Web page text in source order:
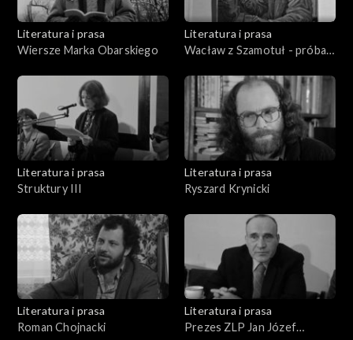
Literatura i prasa
Wiersze Marka Obarskiego
Literatura i prasa
Wacław z Szamotuł - próba
Literatura i prasa
Struktury III
Literatura i prasa
Ryszard Krynicki
Literatura i prasa
Roman Chojnacki
Literatura i prasa
Prezes ZLP Jan Józef